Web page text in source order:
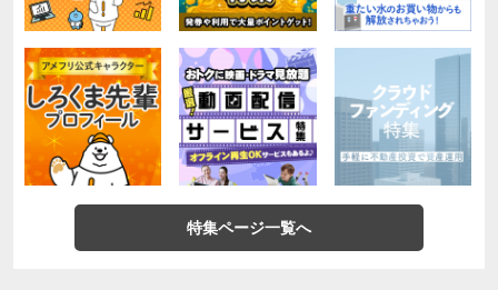
特集ページ一覧へ